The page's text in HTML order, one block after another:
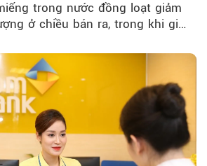
trong nước đồng loạt giảm
ở chiều bán ra, trong khi giá